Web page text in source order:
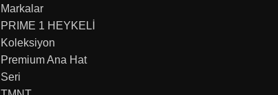
Markalar
PRIME 1 HEYKELİ
Koleksiyon
Premium Ana Hat
Seri